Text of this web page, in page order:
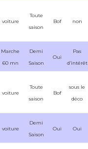
voiture
Toute
saison
Bof non
Marche
60 mn
Demi
Saison
Oui
Pas
d’intérêt
voiture
Toute
saison
Bof
sous le
déco
voiture
Demi
Saison
Oui Oui